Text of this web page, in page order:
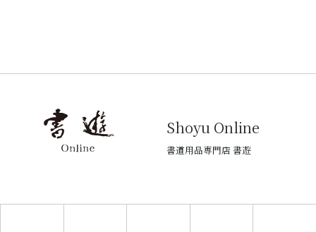
Shoyu Online
書道用品専門店 書遊